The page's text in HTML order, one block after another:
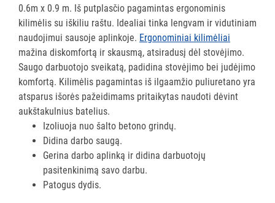
Akių
skalavimo
priemonės
PIRŠTINĖS
HIGIENAI
GRINDŲ
VALYMO
ĮRANGA
SKALBIMO
PRIEMONĖS
0.6m x 0.9 m. Iš putplasčio pagamintas ergonominis
kilimėlis su iškiliu raštu. Idealiai tinka lengvam ir vidutiniam
naudojimui sausoje aplinkoje. Ergonominiai kilimėliai
mažina diskomfortą ir skausmą, atsiradusį dėl stovėjimo.
Saugo darbuotojo sveikatą, padidina stovėjimo bei judėjimo
komfortą. Kilimėlis pagamintas iš ilgaamžio puliuretano yra
atsparus išorės pažeidimams pritaikytas naudoti dėvint
aukštakulnius batelius.
Izoliuoja nuo šalto betono grindų.
Didina darbo saugą.
Gerina darbo aplinką ir didina darbuotojų
pasitenkinimą savo darbu.
Patogus dydis.